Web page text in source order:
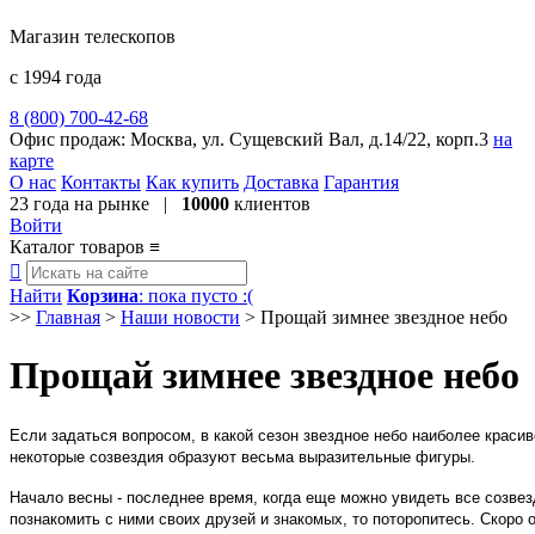
Магазин телескопов
с 1994 года
8 (800) 700-42-68
Офис продаж: Москва, ул. Сущевский Вал, д.14/22, корп.3 на
карте
О нас Контакты Как купить Доставка Гарантия
23 года на рынке | 10000 клиентов
Войти
Каталог товаров ≡

Найти Корзина: пока пусто :(
>> Главная > Наши новости > Прощай зимнее звездное небо
Прощай зимнее звездное небо
Если задаться вопросом, в какой сезон звездное небо наиболее
некоторые созвездия образуют весьма выразительные фигуры.
Начало весны - последнее время, когда еще можно увидеть все
познакомить с ними своих друзей и знакомых, то поторопитесь.